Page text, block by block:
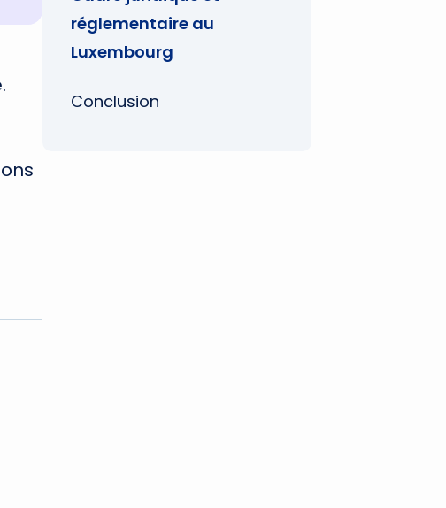
réglementaire au
Luxembourg
Conclusion